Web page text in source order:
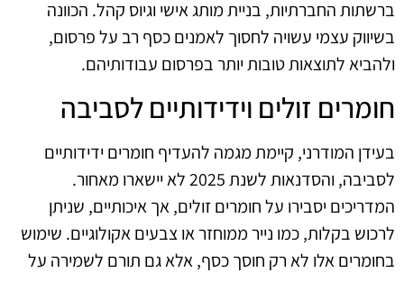
ברשתות החברתיות, בניית מותג אישי וגיוס קהל. הכוונה
בשיווק עצמי עשויה לחסוך לאמנים כסף רב על פרסום,
ולהביא לתוצאות טובות יותר בפרסום עבודותיהם.
חומרים זולים וידידותיים לסביבה
בעידן המודרני, קיימת מגמה להעדיף חומרים ידידותיים
לסביבה, והסדנאות לשנת 2025 לא יישארו מאחור.
המדריכים יסבירו על חומרים זולים, אך איכותיים, שניתן
לרכוש בקלות, כמו נייר ממוחזר או צבעים אקולוגיים. שימוש
בחומרים אלו לא רק חוסך כסף, אלא גם תורם לשמירה על